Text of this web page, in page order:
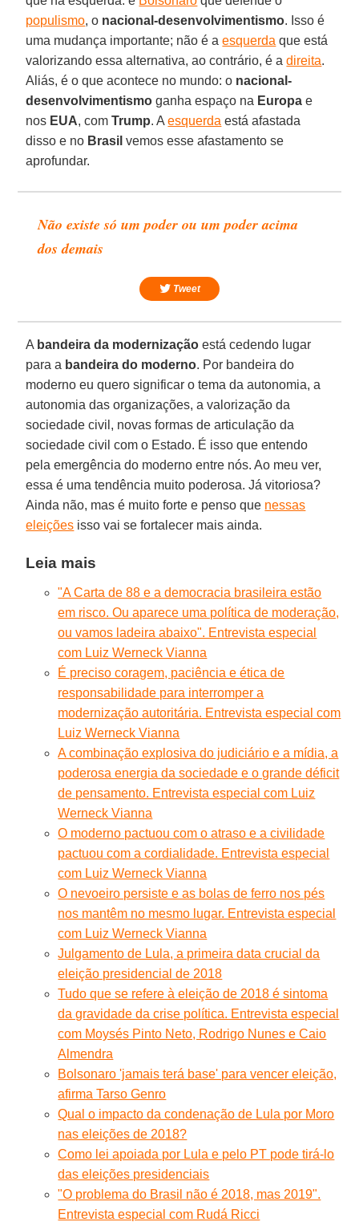
populismo, o nacional-desenvolvimentismo. Isso é
uma mudança importante; não é aesquerda que está
valorizando essa alternativa, ao contrário, é adireita.
Aliás, é o que acontece no mundo: o nacional-
desenvolvimentismo ganha espaço na Europa e
nos EUA, comTrump. Aesquerda está afastada
disso e no Brasil vemos esse afastamento se
aprofundar.
Não existe só um poder ou um poder acima
dos demais
Tweet
A bandeira da modernização está cedendo lugar
para a bandeira do moderno. Por bandeira do
moderno eu quero significar o tema da autonomia, a
autonomia das organizações, a valorização da
sociedade civil, novas formas de articulação da
sociedade civil com o Estado. É isso que entendo
pela emergência do moderno entre nós. Ao meu ver,
essa é uma tendência muito poderosa. Já vitoriosa?
Ainda não, mas é muito forte e penso que nessas
eleições isso vai se fortalecer mais ainda.
Leia mais
"A Carta de 88 e a democracia brasileira estão
em risco. Ou aparece uma política de moderação,
ou vamos ladeira abaixo". Entrevista especial
com Luiz Werneck Vianna
É preciso coragem, paciência e ética de
responsabilidade para interromper a
modernização autoritária. Entrevista especial com
Luiz Werneck Vianna
A combinação explosiva do judiciário e a mídia, a
poderosa energia da sociedade e o grande déficit
de pensamento. Entrevista especial com Luiz
Werneck Vianna
O moderno pactuou com o atraso e a civilidade
pactuou com a cordialidade. Entrevista especial
com Luiz Werneck Vianna
O nevoeiro persiste e as bolas de ferro nos pés
nos mantêm no mesmo lugar. Entrevista especial
com Luiz Werneck Vianna
Julgamento de Lula, a primeira data crucial da
eleição presidencial de 2018
Tudo que se refere à eleição de 2018 é sintoma
da gravidade da crise política. Entrevista especial
com Moysés Pinto Neto, Rodrigo Nunes e Caio
Almendra
Bolsonaro 'jamais terá base' para vencer eleição,
afirma Tarso Genro
Qual o impacto da condenação de Lula por Moro
nas eleições de 2018?
Como lei apoiada por Lula e pelo PT pode tirá-lo
das eleições presidenciais
"O problema do Brasil não é 2018, mas 2019".
Entrevista especial com Rudá Ricci